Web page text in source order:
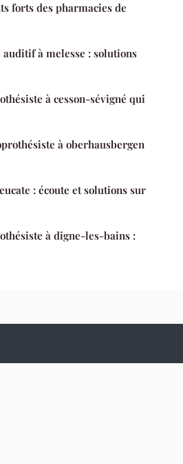
forts des pharmacies de
à melesse : solutions
à cesson-sévigné qui
à oberhausbergen
: écoute et solutions sur
à digne-les-bains :